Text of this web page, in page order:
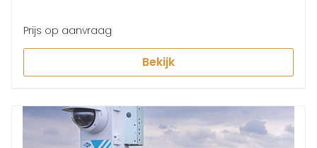
Prijs op aanvraag
Bekijk